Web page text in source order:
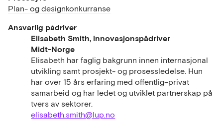
Plan- og designkonkurranse
Ansvarlig pådriver
Elisabeth Smith, innovasjonspådriver
Midt-Norge
Elisabeth har faglig bakgrunn innen internasjonal
utvikling samt prosjekt- og prosessledelse. Hun
har over 15 års erfaring med offentlig–privat
samarbeid og har ledet og utviklet partnerskap på
tvers av sektorer.
elisabeth.smith@lup.no